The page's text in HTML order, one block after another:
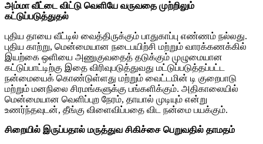
அம்மா வீட்டை விட்டு வெளியே வருவதை முற்றிலும்
கட்டுப்படுத்துதல்
புதிய தாயை வீட்டில் வைத்திருக்கும் பாதுகாப்பு எண்ணம் நல்லது.
புதிய காற்று, மென்மையான நடைபயிற்சி மற்றும் வாரக்கணக்கில்
இயற்கை ஒளியை அணுகுவதைத் தடுக்கும் முழுமையான
கட்டுப்பாட்டிற்கு இதை விரிவுபடுத்துவது மட்டுப்படுத்தப்பட்ட
நன்மையைக் கொண்டுள்ளது மற்றும் வைட்டமின் டி குறைபாடு
மற்றும் மனநிலை சிரமங்களுக்கு பங்களிக்கும். அதிகாலையில்
மென்மையான வெளிப்புற நேரம், தாயால் முடியும் என்று
உணர்ந்தவுடன், தீங்கு விளைவிப்பதை விட நன்மை பயக்கும்.
சிறையில் இருப்பதால் மருத்துவ சிகிச்சை பெறுவதில் தாமதம்